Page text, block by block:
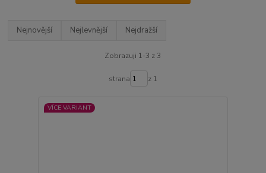
Nejnovější Nejlevnější Nejdražší
Zobrazuji 1-3 z 3
strana z 1
VÍCE VARIANT